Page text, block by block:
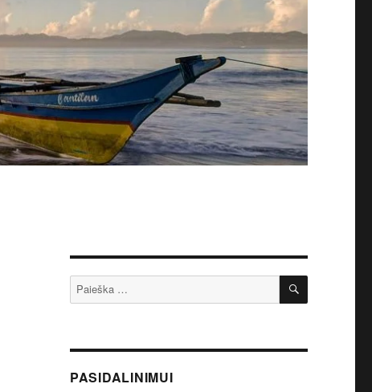
Ieškoti: IEŠKOTI
PASIDALINIMUI